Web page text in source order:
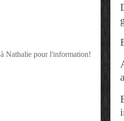
Nathalie pour l'information!